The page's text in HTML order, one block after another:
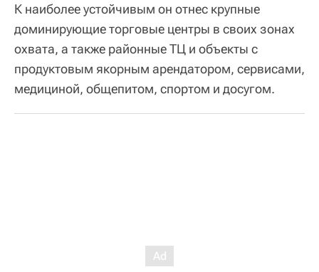
К наиболее устойчивым он отнес крупные
доминирующие торговые центры в своих зонах
охвата, а также районные ТЦ и объекты с
продуктовым якорным арендатором, сервисами,
медициной, общепитом, спортом и досугом.